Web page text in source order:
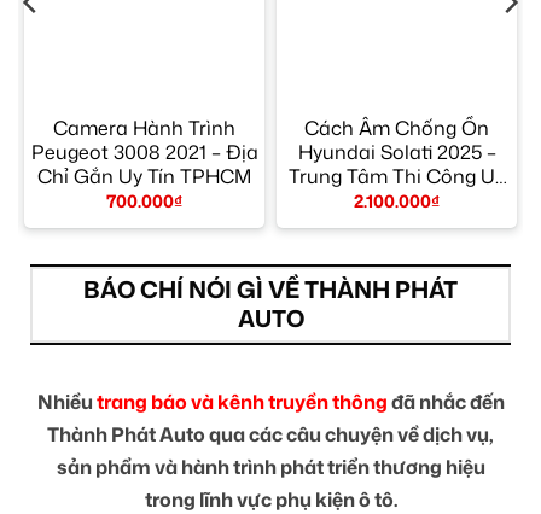
Camera Hành Trình
Peugeot 3008 2021 – Địa
Chỉ Gắn Uy Tín TPHCM
700.000₫
Cách Âm Chống Ồn
Hyundai Solati 2025 –
Trung Tâm Thi Công Uy
Tín TPHCM
2.100.000₫
BÁO CHÍ NÓI GÌ VỀ THÀNH PHÁT
AUTO
Nhiềutrang báo và kênh truyền thôngđã nhắc đến
Thành Phát Auto qua các câu chuyện về dịch vụ,
sản phẩm và hành trình phát triển thương hiệu
trong lĩnh vực phụ kiện ô tô.